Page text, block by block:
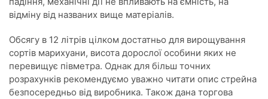
відміну від названих вище матеріалів.
Обсягу в 12 літрів цілком достатньо для вирощування
сортів марихуани, висота дорослої особини яких не
перевищує півметра. Однак для більш точних
розрахунків рекомендуємо уважно читати опис стрейна
безпосередньо від виробника. Також дана торгова